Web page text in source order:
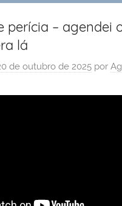
perícia – agendei
lá
de outubro de 2025 por